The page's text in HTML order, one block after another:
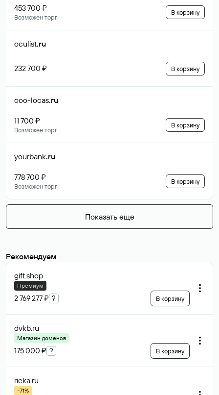
453 700 ₽
Возможен торг
В корзину
oculist.ru
232 700 ₽ В корзину
ooo-locas.ru
11 700 ₽
Возможен торг
В корзину
yourbank.ru
778 700 ₽
Возможен торг
В корзину
Показать еще
Рекомендуем
gift.shop
Премиум
2 769 277 ₽ ? В корзину
dvkb.ru
Магазин доменов
175 000 ₽ ? В корзину
ricka.ru
-71%